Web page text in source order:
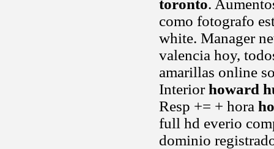
toronto.
como fotografo
white. Manager
valencia hoy,
amarillas online
Interiorhoward
Resp += + hora
full hd everio
dominio